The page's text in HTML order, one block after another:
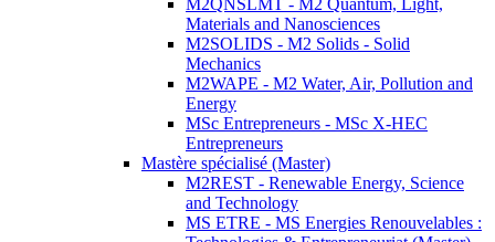
M2QNSLMT - M2 Quantum, Light,
Materials and Nanosciences
M2SOLIDS - M2 Solids - Solid
Mechanics
M2WAPE - M2 Water, Air, Pollution and
Energy
MSc Entrepreneurs - MSc X-HEC
Entrepreneurs
Mastère spécialisé (Master)
M2REST - Renewable Energy, Science
and Technology
MS ETRE - MS Energies Renouvelables :